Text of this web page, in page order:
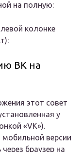
на полную:
колонке
ВК на
этот совет
у
«VK»).
версии
браузер на